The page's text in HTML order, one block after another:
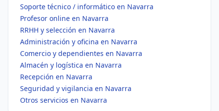
Soporte técnico / informático en Navarra
Profesor online en Navarra
RRHH y selección en Navarra
Administración y oficina en Navarra
Comercio y dependientes en Navarra
Almacén y logística en Navarra
Recepción en Navarra
Seguridad y vigilancia en Navarra
Otros servicios en Navarra